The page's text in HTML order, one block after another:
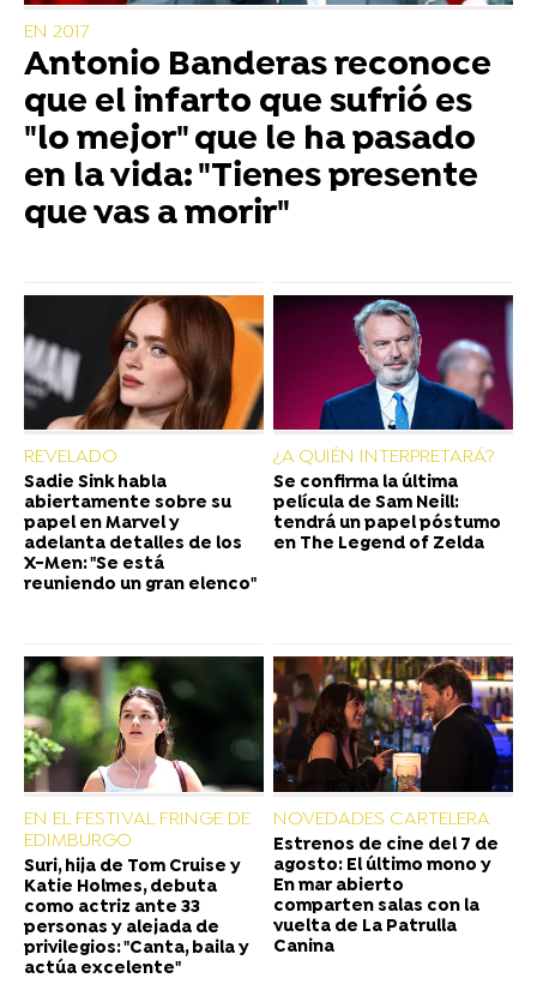
EN 2017
Antonio Banderas reconoce
que el infarto que sufrió es
"lo mejor" que le ha pasado
en la vida: "Tienes presente
que vas a morir"
REVELADO
Sadie Sink habla
abiertamente sobre su
papel en Marvel y
adelanta detalles de los
X-Men: "Se está
reuniendo un gran elenco"
¿A QUIÉN INTERPRETARÁ?
Se confirma la última
película de Sam Neill:
tendrá un papel póstumo
en The Legend of Zelda
EN EL FESTIVAL FRINGE DE
EDIMBURGO
Suri, hija de Tom Cruise y
Katie Holmes, debuta
como actriz ante 33
personas y alejada de
privilegios: "Canta, baila y
actúa excelente"
NOVEDADES CARTELERA
Estrenos de cine del 7 de
agosto: El último mono y
En mar abierto
comparten salas con la
vuelta de La Patrulla
Canina